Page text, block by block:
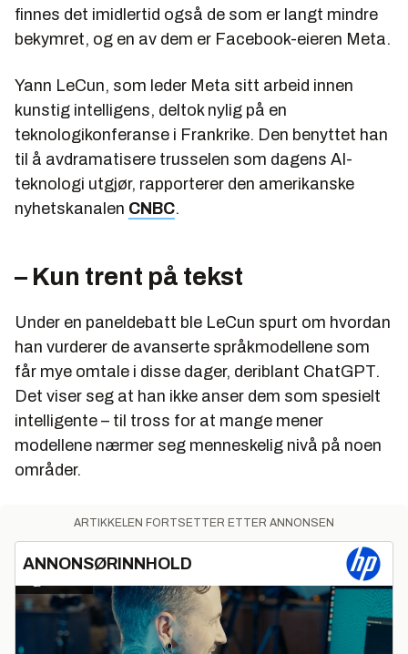
finnes det imidlertid også de som er langt mindre
bekymret, og en av dem er Facebook-eieren Meta.
Yann LeCun, som leder Meta sitt arbeid innen
kunstig intelligens, deltok nylig på en
teknologikonferanse i Frankrike. Den benyttet han
til å avdramatisere trusselen som dagens AI-
teknologi utgjør, rapporterer den amerikanske
nyhetskanalen CNBC.
– Kun trent på tekst
Under en paneldebatt ble LeCun spurt om hvordan
han vurderer de avanserte språkmodellene som
får mye omtale i disse dager, deriblant ChatGPT.
Det viser seg at han ikke anser dem som spesielt
intelligente – til tross for at mange mener
modellene nærmer seg menneskelig nivå på noen
områder.
ARTIKKELEN FORTSETTER ETTER ANNONSEN
ANNONSØRINNHOLD